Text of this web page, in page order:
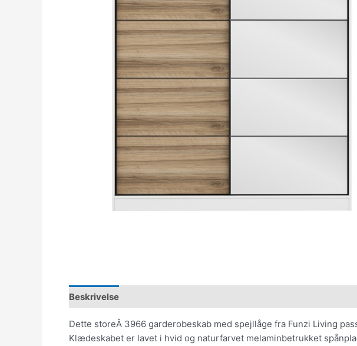
Beskrivelse
Dette storeÂ 3966 garderobeskab med spejllåge fra Funzi Living
Klædeskabet er lavet i hvid og naturfarvet melaminbetrukket